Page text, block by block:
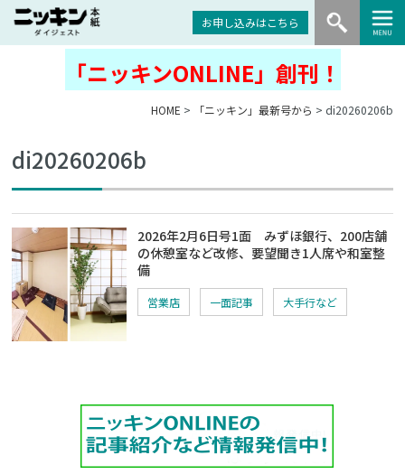
お申し込みはこちら
「ニッキンONLINE」創刊！
HOME > 「ニッキン」最新号から > di20260206b
di20260206b
2026年2月6日号1面 みずほ銀行、200店舗
の休憩室など改修、要望聞き1人席や和室整
備
営業店 一面記事 大手行など